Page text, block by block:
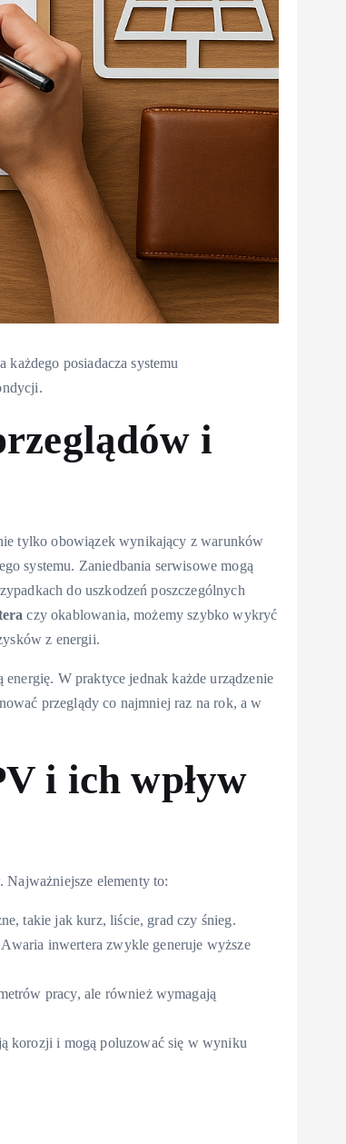
posiadacza systemu
i
tylko obowiązek wynikający z warunków
systemu. Zaniedbania serwisowe mogą
do uszkodzeń poszczególnych
czy okablowania, możemy szybko wykryć
z energii.
W praktyce jednak każde urządzenie
przeglądy co najmniej raz na rok, a w
i ich wpływ
Najważniejsze elementy to:
takie jak kurz, liście, grad czy śnieg.
Awaria inwertera zwykle generuje wyższe
pracy, ale również wymagają
korozji i mogą poluzować się w wyniku